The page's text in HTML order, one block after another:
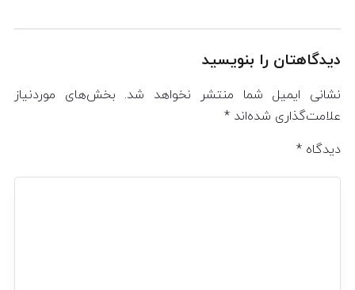
دیدگاهتان را بنویسید
نشانی ایمیل شما منتشر نخواهد شد. بخش‌های موردنیاز
علامت‌گذاری شده‌اند *
دیدگاه *